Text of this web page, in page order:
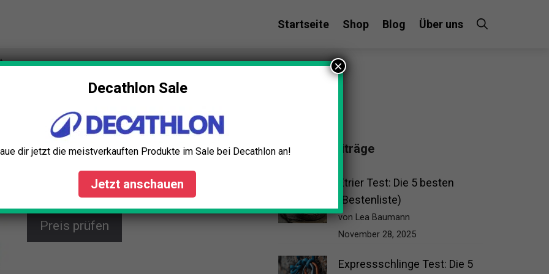
Startseite Shop Blog Über uns
Edelrid Jay III Klettergurt
Der EDELRID Jay III Klettergurt bietet Dir optimalen
Komfort und Sicherheit beim Klettern. Mit
zentrierbarem Einbindepunkt, Dyneema®-
Hallenklettern, Klettersteige und Hochtouren perfekt
Preis prüfen
Beliebte Beiträge
Etrier Test: Die 5 besten
(Bestenliste)
von Lea Baumann
November 28, 2025
Expressschlinge Test: Die 5
Decathlon Sale
dir jetzt die meistverkauften Produkte im Sale bei Decathlon an!
Jetzt anschauen
×